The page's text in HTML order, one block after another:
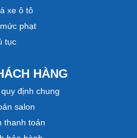
xe ô tô
phạt
tục
HÀNG
định chung
salon
thanh toán